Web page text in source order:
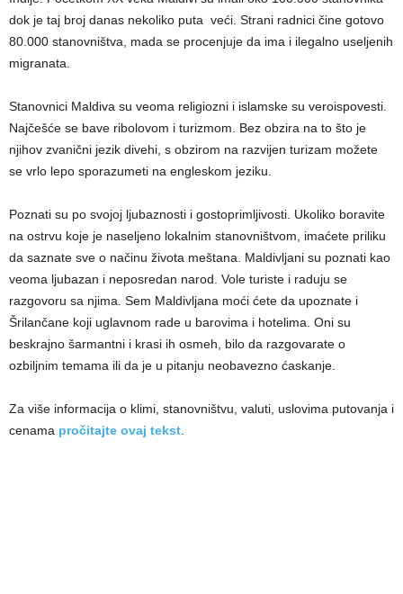
dok je taj broj danas nekoliko puta veći. Strani radnici čine gotovo
80.000 stanovništva, mada se procenjuje da ima i ilegalno useljenih
migranata.
Stanovnici Maldiva su veoma religiozni i islamske su veroispovesti.
Najčešće se bave ribolovom i turizmom. Bez obzira na to što je
njihov zvanični jezik divehi, s obzirom na razvijen turizam možete
se vrlo lepo sporazumeti na engleskom jeziku.
Poznati su po svojoj ljubaznosti i gostoprimljivosti. Ukoliko boravite
na ostrvu koje je naseljeno lokalnim stanovništvom, imaćete priliku
da saznate sve o načinu života meštana. Maldivljani su poznati kao
veoma ljubazan i neposredan narod. Vole turiste i raduju se
razgovoru sa njima. Sem Maldivljana moći ćete da upoznate i
Šrilančane koji uglavnom rade u barovima i hotelima. Oni su
beskrajno šarmantni i krasi ih osmeh, bilo da razgovarate o
ozbiljnim temama ili da je u pitanju neobavezno ćaskanje.
Za više informacija o klimi, stanovništvu, valuti, uslovima putovanja i
cenama pročitajte ovaj tekst